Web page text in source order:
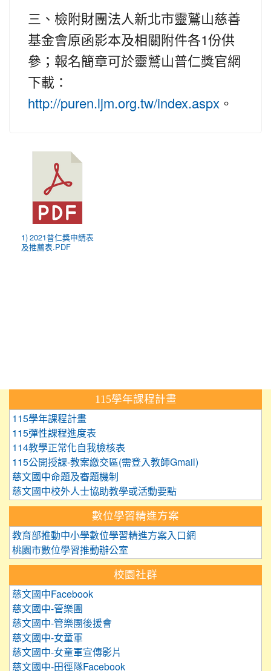
三、檢附財團法人新北市靈鷲山慈善
基金會原函影本及相關附件各1份供
參；報名簡章可於靈鷲山普仁獎官網
下載：
http://puren.ljm.org.tw/index.aspx 。
1) 2021普仁獎申請表
及推薦表.PDF
115學年課程計畫
115學年課程計畫
115彈性課程進度表
114教學正常化自我檢核表
115公開授課-教案繳交區(需登入教師Gmail)
慈文國中命題及審題機制
慈文國中校外人士協助教學或活動要點
數位學習精進方案
教育部推動中小學數位學習精進方案入口網
桃園市數位學習推動辦公室
校園社群
慈文國中Facebook
慈文國中-管樂團
慈文國中-管樂團後援會
慈文國中-女童軍
慈文國中-女童軍宣傳影片
慈文國中-田徑隊Facebook